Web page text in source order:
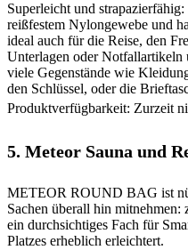
Superleicht und
reißfestem Nylongewebe und
ideal auch für die Reise, den
Unterlagen oder Notfallartikeln
viele Gegenstände wie
den Schlüssel, oder die
Produktverfügbarkeit: Zurzeit
5. Meteor Sauna und
METEOR ROUND BAG ist
Sachen überall hin
ein durchsichtiges Fach für
Platzes erheblich erleichtert.